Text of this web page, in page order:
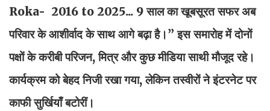
Roka- 2016 to 2025... 9 साल का खूबसूरत सफर अब
परिवार के आशीर्वाद के साथ आगे बढ़ा है।” इस समारोह में दोनों
पक्षों के करीबी परिजन, मित्र और कुछ मीडिया साथी मौजूद रहे।
कार्यक्रम को बेहद निजी रखा गया, लेकिन तस्वीरों ने इंटरनेट पर
काफी सुर्खियाँ बटोरीं।